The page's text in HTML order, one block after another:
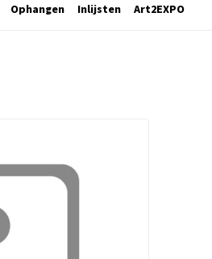
Ophangen Inlijsten Art2EXPO